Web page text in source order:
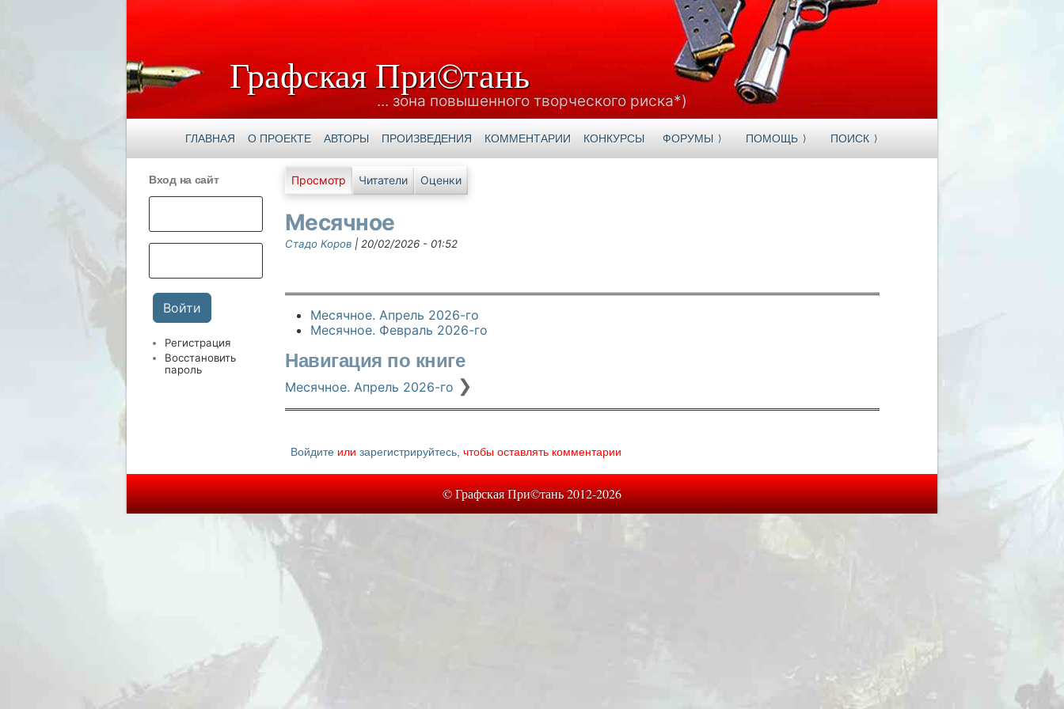
Графская При©тань
... зона повышенного творческого риска*)
ГЛАВНАЯ О ПРОЕКТЕ АВТОРЫ ПРОИЗВЕДЕНИЯ КОММЕНТАРИИ КОНКУРСЫ ФОРУМЫ ПОМОЩЬ ПОИСК
Вход на сайт
Регистрация
Восстановить
пароль
Главные вкладки
Просмотр Читатели Оценки
Месячное
Стадо Коров | 20/02/2026 - 01:52
Месячное. Апрель 2026-го
Месячное. Февраль 2026-го
Навигация по книге
Месячное. Апрель 2026-го ❯
Войдите или зарегистрируйтесь , чтобы оставлять комментарии
© Графская При©тань 2012-2026